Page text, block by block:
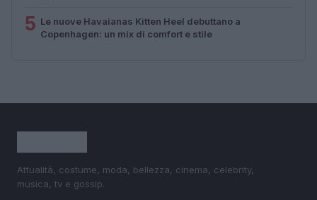
5 Le nuove Havaianas Kitten Heel debuttano a
Copenhagen: un mix di comfort e stile
Attualità, costume, moda, bellezza, cinema, celebrity,
musica, tv e gossip.